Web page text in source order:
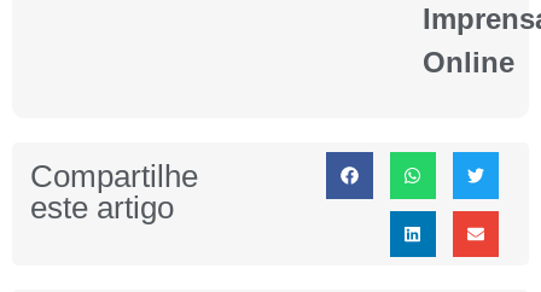
Online
Compartilhe
este artigo